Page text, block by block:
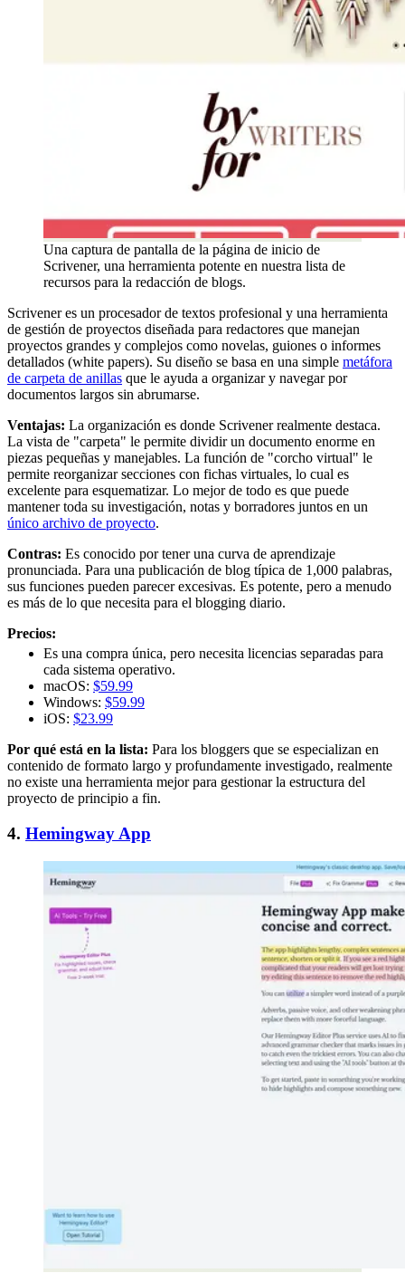
Una captura de pantalla de la página de inicio de
Scrivener, una herramienta potente en nuestra lista de
recursos para la redacción de blogs.
Scrivener es un procesador de textos profesional y una herramienta
de gestión de proyectos diseñada para redactores que manejan
proyectos grandes y complejos como novelas, guiones o informes
detallados (white papers). Su diseño se basa en una simple metáfora
de carpeta de anillas que le ayuda a organizar y navegar por
documentos largos sin abrumarse.
Ventajas: La organización es donde Scrivener realmente destaca.
La vista de "carpeta" le permite dividir un documento enorme en
piezas pequeñas y manejables. La función de "corcho virtual" le
permite reorganizar secciones con fichas virtuales, lo cual es
excelente para esquematizar. Lo mejor de todo es que puede
mantener toda su investigación, notas y borradores juntos en un
único archivo de proyecto.
Contras: Es conocido por tener una curva de aprendizaje
pronunciada. Para una publicación de blog típica de 1,000 palabras,
sus funciones pueden parecer excesivas. Es potente, pero a menudo
es más de lo que necesita para el blogging diario.
Precios:
Es una compra única, pero necesita licencias separadas para
cada sistema operativo.
macOS: $59.99
Windows: $59.99
iOS: $23.99
Por qué está en la lista: Para los bloggers que se especializan en
contenido de formato largo y profundamente investigado, realmente
no existe una herramienta mejor para gestionar la estructura del
proyecto de principio a fin.
4. Hemingway App